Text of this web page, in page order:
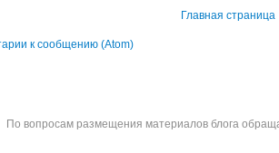
Главная страница
к сообщению (Atom)
По вопросам размещения материалов блога